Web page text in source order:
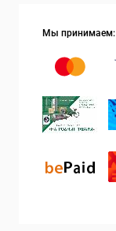
Мы принимаем: